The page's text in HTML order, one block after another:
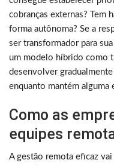
cobranças externas? Tem
forma autônoma? Se a
ser transformador para
um modelo híbrido como
desenvolver
enquanto mantém alguma
Como as
equipes
A gestão remota eficaz